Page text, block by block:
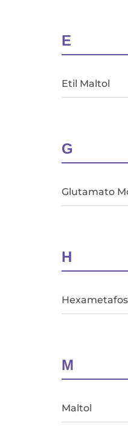
E
Etil Maltol
G
Glutamato
H
M
Maltol